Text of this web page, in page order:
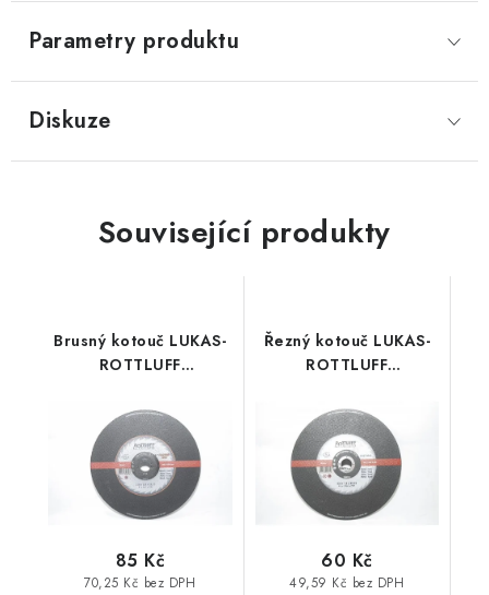
Parametry produktu
Diskuze
Související produkty
Brusný kotouč LUKAS-
ROTTLUFF
70,25 Kč bez DPH
85 Kč
Řezný kotouč LUKAS-
ROTTLUFF
49,59 Kč bez DPH
60 Kč